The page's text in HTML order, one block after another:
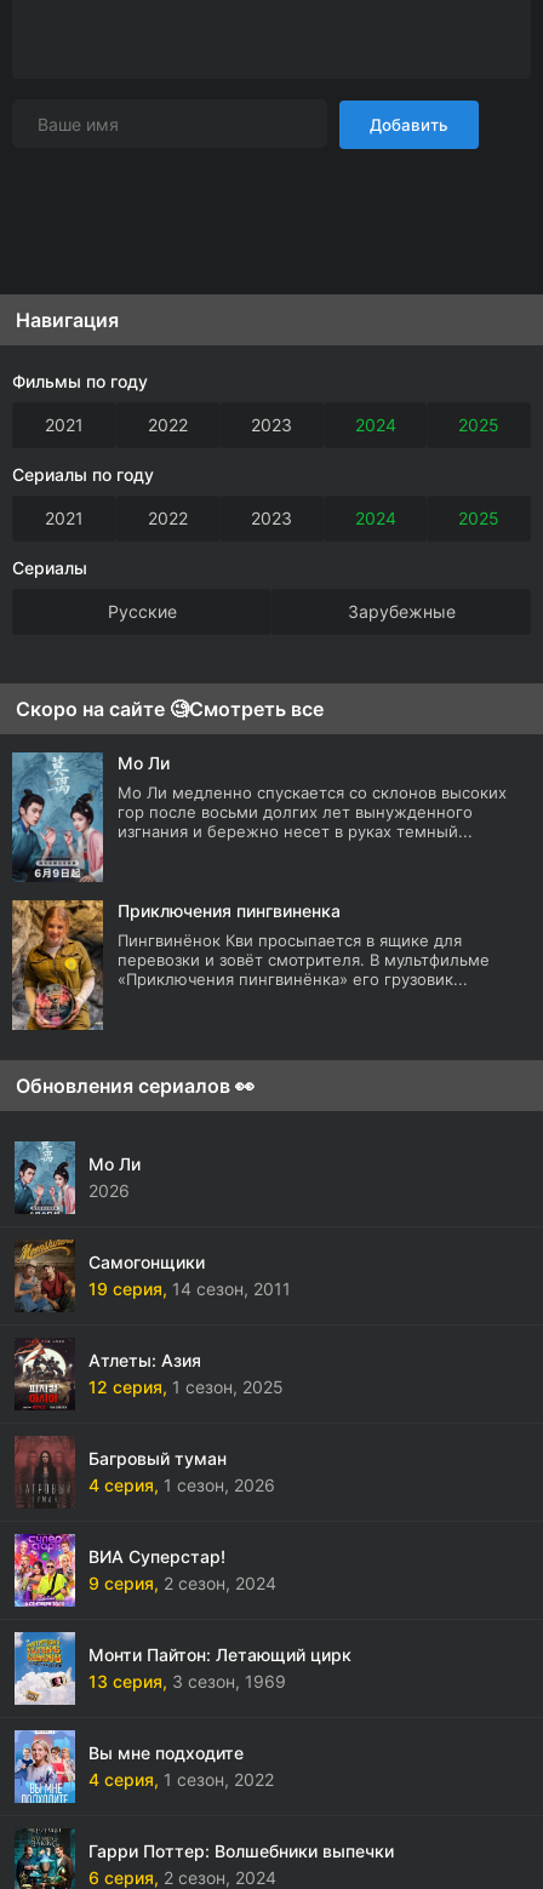
Добавить
Навигация
Фильмы по году
2021 2022 2023 2024 2025
Сериалы по году
2021 2022 2023 2024 2025
Сериалы
Русские Зарубежные
Скоро на сайте 🧐Смотреть все
Мо Ли
Мо Ли медленно спускается со склонов высоких
гор после восьми долгих лет вынужденного
изгнания и бережно несет в руках темный...
Приключения пингвиненка
Пингвинёнок Кви просыпается в ящике для
перевозки и зовёт смотрителя. В мультфильме
«Приключения пингвинёнка» его грузовик...
Обновления сериалов 👀
Мо Ли
2026
Самогонщики
19 серия, 14 сезон, 2011
Атлеты: Азия
12 серия, 1 сезон, 2025
Багровый туман
4 серия, 1 сезон, 2026
ВИА Суперстар!
9 серия, 2 сезон, 2024
Монти Пайтон: Летающий цирк
13 серия, 3 сезон, 1969
Вы мне подходите
4 серия, 1 сезон, 2022
Гарри Поттер: Волшебники выпечки
6 серия, 2 сезон, 2024